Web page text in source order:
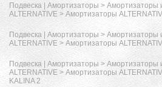
Подвеска | Амортизаторы > Амортизаторы
ALTERNATIVE > Амортизаторы
Подвеска | Амортизаторы > Амортизаторы
ALTERNATIVE > Амортизаторы
Подвеска | Амортизаторы > Амортизаторы
ALTERNATIVE > Амортизаторы
KALINA 2